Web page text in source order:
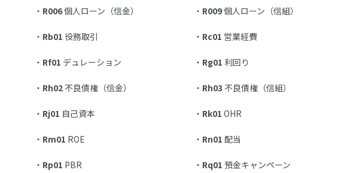
R006個人ローン（信金） R009個人ローン（信組）
Rb01 役務取引 Rc01 営業経費
Rf01 デュレーション Rg01 利回り
Rh02不良債権（信金） Rh03 不良債権（信組）
Rj01 自己資本 Rk01 OHR
Rm01 ROE Rn01 配当
Rp01 PBR Rq01 預金キャンペーン